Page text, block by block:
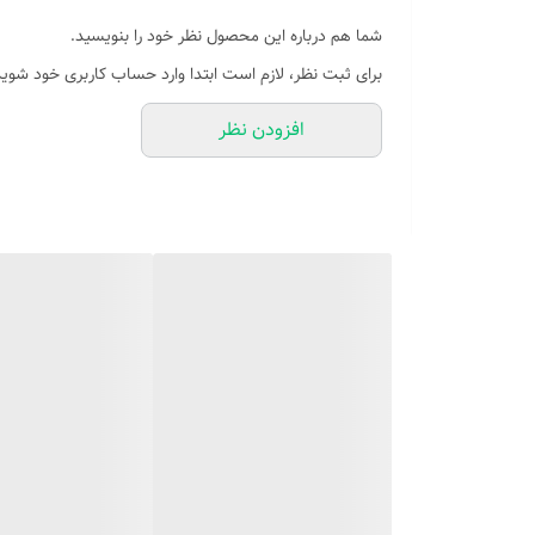
شما هم درباره این محصول نظر خود را بنویسید.
برای ثبت نظر، لازم است ابتدا وارد حساب کاربری خود
افزودن نظر